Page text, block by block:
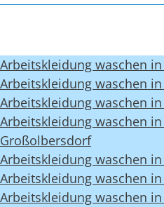
Arbeitskleidung waschen
Arbeitskleidung waschen
Arbeitskleidung waschen
Arbeitskleidung waschen
Großolbersdorf
Arbeitskleidung waschen
Arbeitskleidung waschen in
Arbeitskleidung waschen